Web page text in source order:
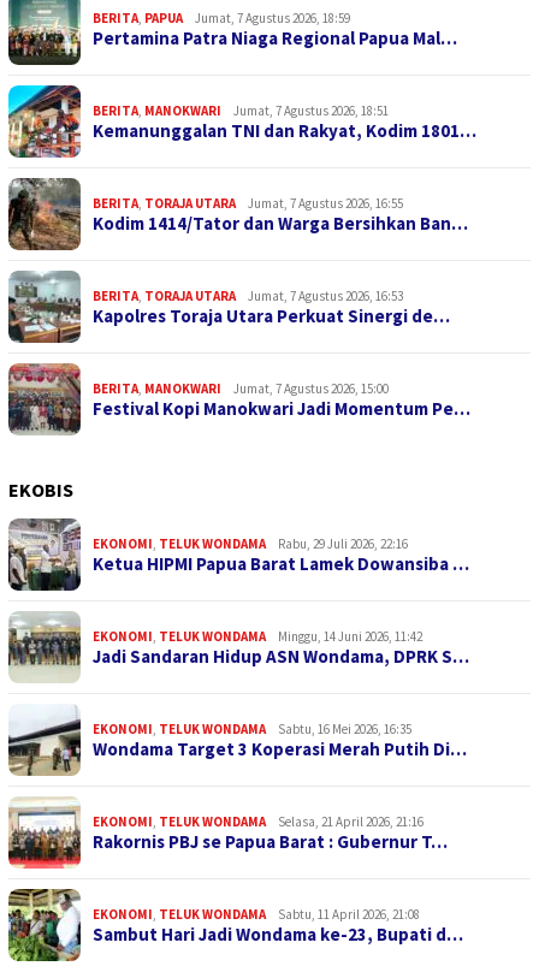
BERITA PAPUA Jumat, 7 Agustus 2026, 18:59
Pertamina Patra Niaga Regional Papua Mal…
BERITA MANOKWARI Jumat, 7 Agustus 2026, 18:51
Kemanunggalan TNI dan Rakyat, Kodim 1801…
BERITA TORAJA UTARA Jumat, 7 Agustus 2026, 16:55
Kodim 1414/Tator dan Warga Bersihkan Ban…
BERITA TORAJA UTARA Jumat, 7 Agustus 2026, 16:53
Kapolres Toraja Utara Perkuat Sinergi de…
BERITA MANOKWARI Jumat, 7 Agustus 2026, 15:00
Festival Kopi Manokwari Jadi Momentum Pe…
EKOBIS
EKONOMI TELUK WONDAMA Rabu, 29 Juli 2026, 22:16
Ketua HIPMI Papua Barat Lamek Dowansiba …
EKONOMI TELUK WONDAMA Minggu, 14 Juni 2026, 11:42
Jadi Sandaran Hidup ASN Wondama, DPRK S…
EKONOMI TELUK WONDAMA Sabtu, 16 Mei 2026, 16:35
Wondama Target 3 Koperasi Merah Putih Di…
EKONOMI TELUK WONDAMA Selasa, 21 April 2026, 21:16
Rakornis PBJ se Papua Barat : Gubernur T…
EKONOMI TELUK WONDAMA Sabtu, 11 April 2026, 21:08
Sambut Hari Jadi Wondama ke-23, Bupati d…